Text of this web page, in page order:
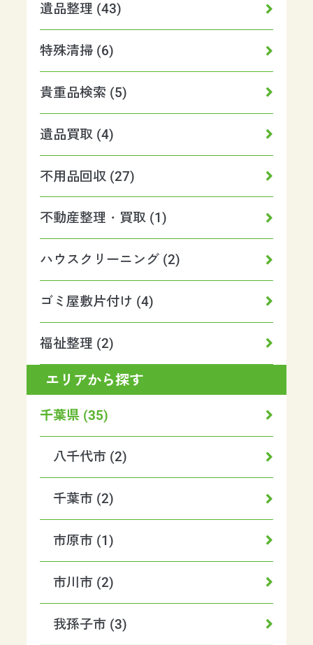
遺品整理 (43)
特殊清掃 (6)
貴重品検索 (5)
遺品買取 (4)
不用品回収 (27)
不動産整理・買取 (1)
ハウスクリーニング (2)
ゴミ屋敷片付け (4)
福祉整理 (2)
エリアから探す
千葉県 (35)
八千代市 (2)
千葉市 (2)
市原市 (1)
市川市 (2)
我孫子市 (3)